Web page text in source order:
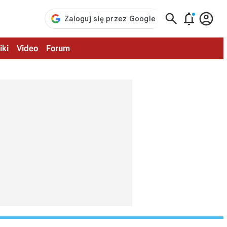
  
Video Forum